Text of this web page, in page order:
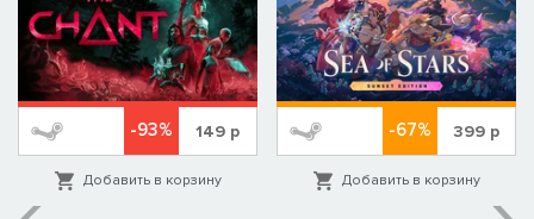
-93% 149 р
Добавить в корзину
-67% 399 р
Добавить в корзину